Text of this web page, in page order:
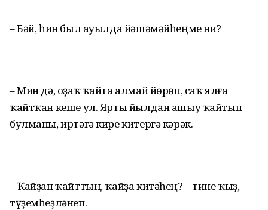
– Бәй, һин был ауылда йәшәмәй­һеңме ни?
– Мин дә, оҙаҡ ҡайта алмай йөрөп, саҡ ялға
ҡайтҡан кеше ул. Ярты йылдан ашыу ҡайтып
булманы, иртәгә кире китергә кәрәк.
– Ҡайҙан ҡайттың, ҡайҙа китәһең? – тине ҡыҙ,
түҙемһеҙләнеп.